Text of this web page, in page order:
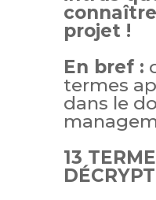
projet !
En bref :
termes
dans le
13